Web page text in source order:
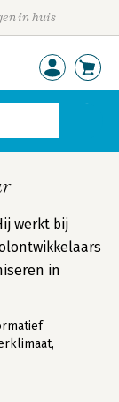
in huis
werkt bij
in